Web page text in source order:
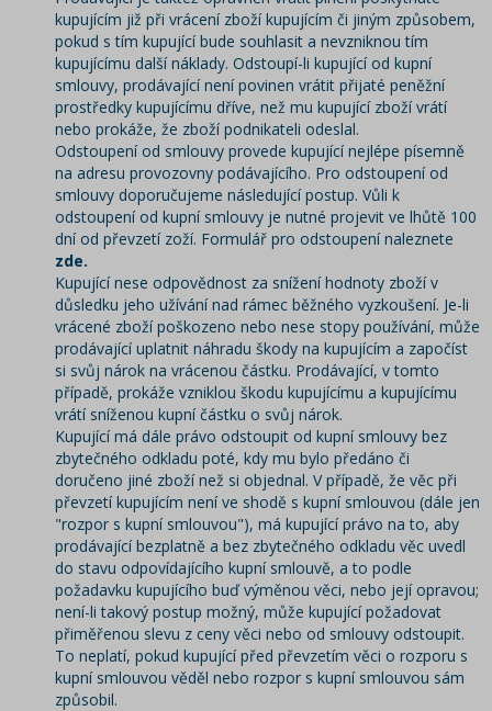
kupujícím již při vrácení zboží kupujícím či jiným způsobem,
pokud s tím kupující bude souhlasit a nevzniknou tím
kupujícímu další náklady. Odstoupí-li kupující od kupní
smlouvy, prodávající není povinen vrátit přijaté peněžní
prostředky kupujícímu dříve, než mu kupující zboží vrátí
nebo prokáže, že zboží podnikateli odeslal.
Odstoupení od smlouvy provede kupující nejlépe písemně
na adresu provozovny podávajícího. Pro odstoupení od
smlouvy doporučujeme následující postup. Vůli k
odstoupení od kupní smlouvy je nutné projevit ve lhůtě 100
dní od převzetí zoží. Formulář pro odstoupení naleznete
zde.
Kupující nese odpovědnost za snížení hodnoty zboží v
důsledku jeho užívání nad rámec běžného vyzkoušení. Je-li
vrácené zboží poškozeno nebo nese stopy používání, může
prodávající uplatnit náhradu škody na kupujícím a započíst
si svůj nárok na vrácenou částku. Prodávající, v tomto
případě, prokáže vzniklou škodu kupujícímu a kupujícímu
vrátí sníženou kupní částku o svůj nárok.
Kupující má dále právo odstoupit od kupní smlouvy bez
zbytečného odkladu poté, kdy mu bylo předáno či
doručeno jiné zboží než si objednal. V případě, že věc při
převzetí kupujícím není ve shodě s kupní smlouvou (dále jen
"rozpor s kupní smlouvou"), má kupující právo na to, aby
prodávající bezplatně a bez zbytečného odkladu věc uvedl
do stavu odpovídajícího kupní smlouvě, a to podle
požadavku kupujícího buď výměnou věci, nebo její opravou;
není-li takový postup možný, může kupující požadovat
přiměřenou slevu z ceny věci nebo od smlouvy odstoupit.
To neplatí, pokud kupující před převzetím věci o rozporu s
kupní smlouvou věděl nebo rozpor s kupní smlouvou sám
způsobil.